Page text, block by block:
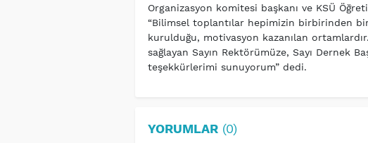
Organizasyon komitesi başkanı ve KSÜ
“Bilimsel toplantılar hepimizin birbirinden
kurulduğu, motivasyon kazanılan
sağlayan Sayın Rektörümüze, Sayı Dernek
teşekkürlerimi sunuyorum” dedi.
YORUMLAR(0)